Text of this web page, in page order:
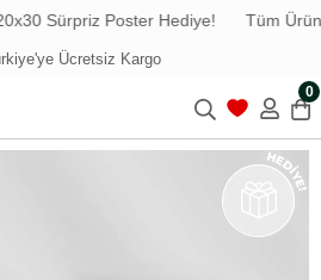
Sürpriz Poster Hediye! Tüm
Ücretsiz Kargo
0